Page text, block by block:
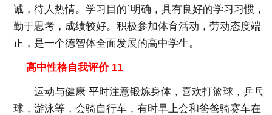
诚，待人热情。学习目的`明确，具有良好的学习习惯，
勤于思考，成绩较好。积极参加体育活动，劳动态度端
正，是一个德智体全面发展的高中学生。
高中性格自我评价 11
运动与健康 平时注意锻炼身体，喜欢打篮球，乒乓
球，游泳等，会骑自行车，有时早上会和爸爸骑赛车在